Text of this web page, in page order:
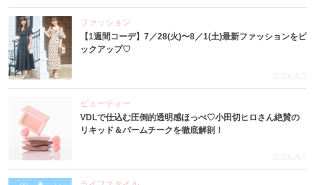
ファッション
【1週間コーデ】7／28(火)〜8／1(土)最新ファッションをピ
ックアップ♡
2026.8.5
ビューティー
VDLで仕込む圧倒的透明感ほっぺ♡小田切ヒロさん絶賛の
リキッド＆バームチークを徹底解剖！
2026.8.4